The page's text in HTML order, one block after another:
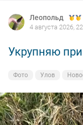
Леопольд
4 августа 2026,
Укрупняю
Фото Улов